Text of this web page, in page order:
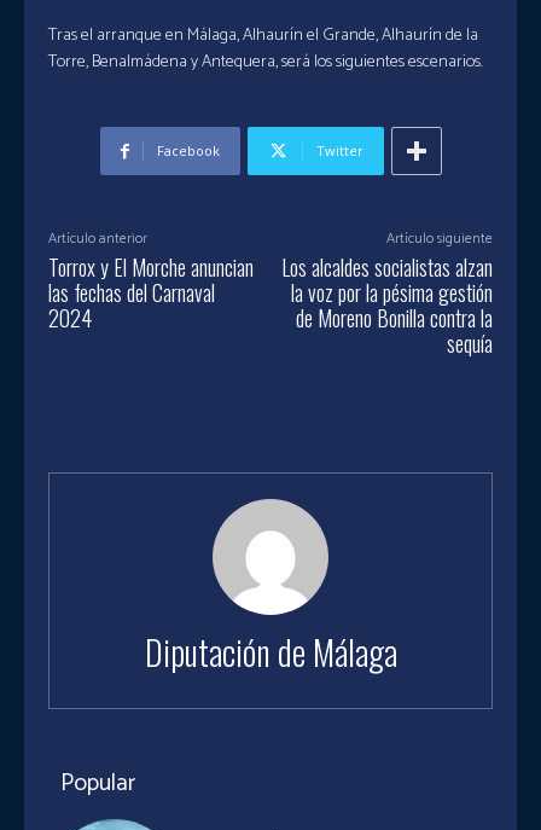
Tras el arranque en Málaga, Alhaurín el Grande, Alhaurín de la
Torre, Benalmádena y Antequera, será los siguientes escenarios.
Facebook Twitter
Artículo anterior
Torrox y El Morche anuncian
las fechas del Carnaval
2024
Artículo siguiente
Los alcaldes socialistas alzan
la voz por la pésima gestión
de Moreno Bonilla contra la
sequía
Diputación de Málaga
Popular